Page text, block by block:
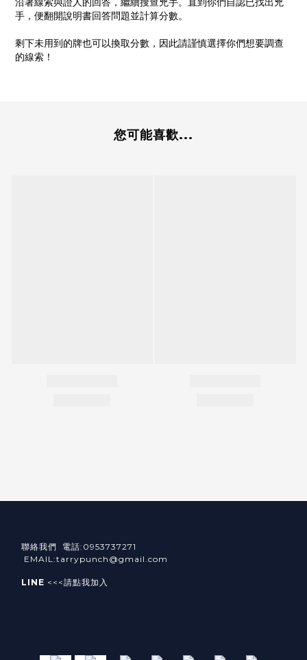
手，便翻開說明書回答問題並計算分數。
剩下未用到的牌也可以換取分數，因此請謹慎選擇你們想要調查
的線索！
您可能喜歡...
聯絡我們 電話:0953737271
EMAIL:tarrypunch@gmail.com
LINE <<<請點我加入